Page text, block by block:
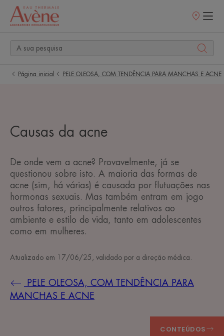
Pontos
Página inicial PELE OLEOSA, COM TENDÊNCIA PARA MANCHAS E ACNE
Causas da acne
De onde vem a acne? Provavelmente, já se
questionou sobre isto. A maioria das formas de
acne (sim, há várias) é causada por flutuações nas
hormonas sexuais. Mas também entram em jogo
outros fatores, principalmente relativos ao
ambiente e estilo de vida, tanto em adolescentes
como em mulheres.
Atualizado em 17/06/25 , validado por a direção médica
PELE OLEOSA, COM TENDÊNCIA PARA
MANCHAS E ACNE
CONTEÚDOS